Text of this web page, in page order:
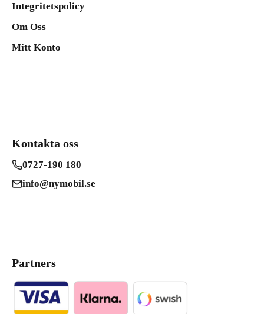
Integritetspolicy
Om Oss
Mitt Konto
Kontakta oss
0727-190 180
info@nymobil.se
Partners